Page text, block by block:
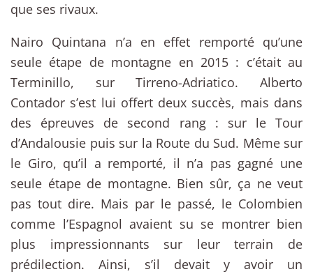
que ses rivaux.
Nairo Quintana n’a en effet remporté qu’une
seule étape de montagne en 2015 : c’était au
Terminillo, sur Tirreno-Adriatico. Alberto
Contador s’est lui offert deux succès, mais dans
des épreuves de second rang : sur le Tour
d’Andalousie puis sur la Route du Sud. Même sur
le Giro, qu’il a remporté, il n’a pas gagné une
seule étape de montagne. Bien sûr, ça ne veut
pas tout dire. Mais par le passé, le Colombien
comme l’Espagnol avaient su se montrer bien
plus impressionnants sur leur terrain de
prédilection. Ainsi, s’il devait y avoir un